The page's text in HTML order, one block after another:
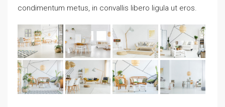
condimentum metus, in convallis libero ligula ut eros.